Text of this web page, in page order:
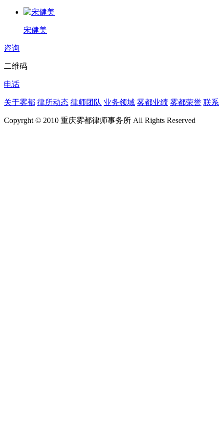
宋健美
咨询
二维码
电话
关于雾都 律所动态 律师团队 业务领域 雾都业绩 雾都荣誉 联
Copyrght © 2010 重庆雾都律师事务所 All Rights Reserved